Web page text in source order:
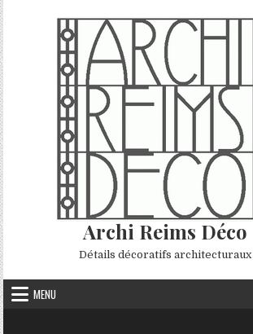
Skip to content
Archi Reims Déco
Détails décoratifs architecturaux
MENU